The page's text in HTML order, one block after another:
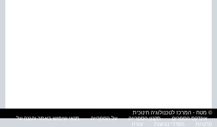
© מטח - המרכז לטכנולוגיה חינוכית
אינדקס הספרים
תקנון הספרייה על הספרייה
תנאי שימוש באתר והגנה על
פרטיות
הסדרי נגישות עזרה